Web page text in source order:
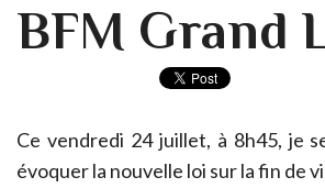
BFM Grand
Ce vendredi 24 juillet, à 8h45, je
évoquer la nouvelle loi sur la fin de